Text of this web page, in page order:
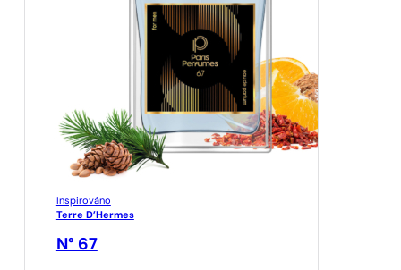
Inspirováno
Terre D’Hermes
N° 67